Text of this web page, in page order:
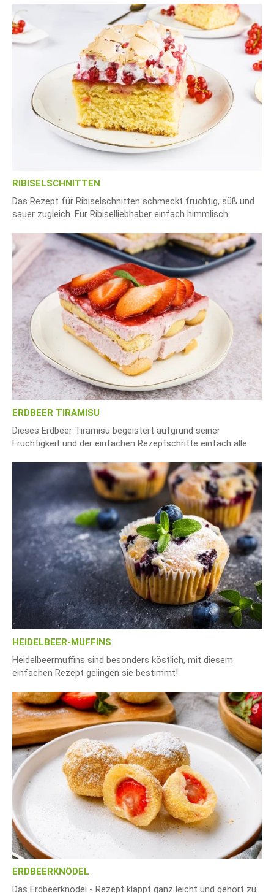
RIBISELSCHNITTEN
Das Rezept für Ribiselschnitten schmeckt fruchtig, süß und
sauer zugleich. Für Ribiselliebhaber einfach himmlisch.
ERDBEER TIRAMISU
Dieses Erdbeer Tiramisu begeistert aufgrund seiner
Fruchtigkeit und der einfachen Rezeptschritte einfach alle.
HEIDELBEER-MUFFINS
Heidelbeermuffins sind besonders köstlich, mit diesem
einfachen Rezept gelingen sie bestimmt!
ERDBEERKNÖDEL
Das Erdbeerknödel - Rezept klappt ganz leicht und gehört zu